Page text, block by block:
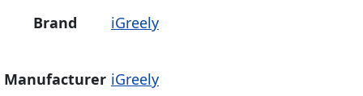
Brand iGreely
Manufacturer iGreely